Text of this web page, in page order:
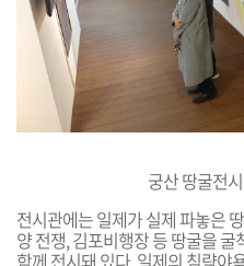
궁산 땅굴전
전시관에는 일제가 실제 파놓은
양 전쟁, 김포비행장 등 땅굴을
함께 전시돼 있다. 일제의 침략야